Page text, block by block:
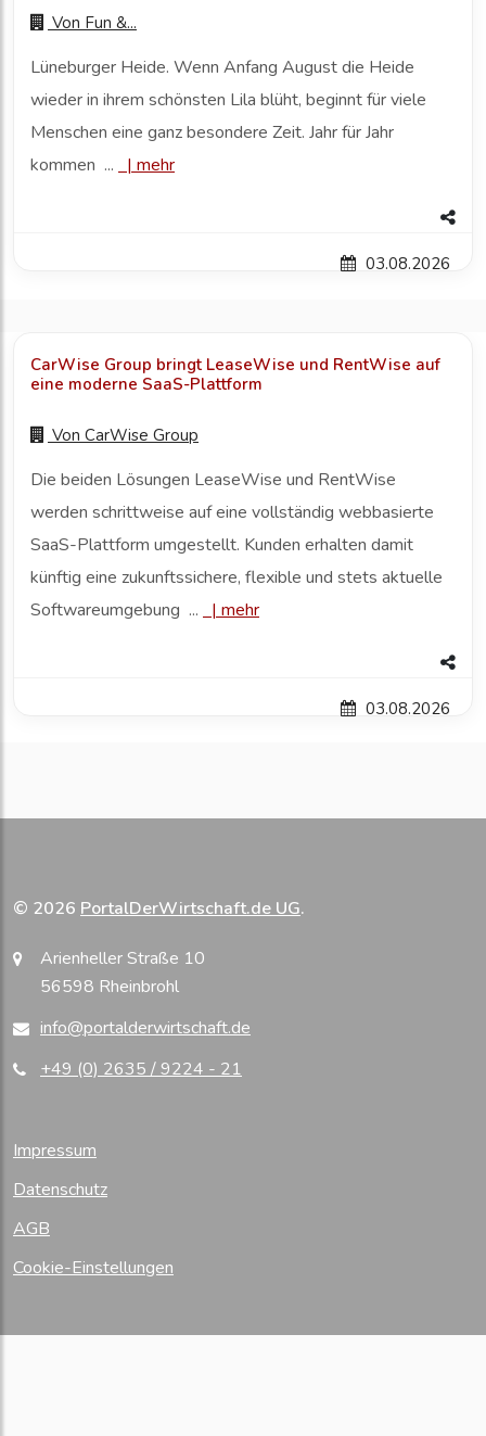
Von Fun &...
Lüneburger Heide. Wenn Anfang August die Heide
wieder in ihrem schönsten Lila blüht, beginnt für viele
Menschen eine ganz besondere Zeit. Jahr für Jahr
kommen ...
| mehr
03.08.2026
CarWise Group bringt LeaseWise und RentWise auf
eine moderne SaaS-Plattform
Von CarWise Group
Die beiden Lösungen LeaseWise und RentWise
werden schrittweise auf eine vollständig webbasierte
SaaS-Plattform umgestellt. Kunden erhalten damit
künftig eine zukunftssichere, flexible und stets aktuelle
Softwareumgebung ...
| mehr
03.08.2026
© 2026 PortalDerWirtschaft.de UG.
Arienheller Straße 10
56598 Rheinbrohl
info@portalderwirtschaft.de
+49 (0) 2635 / 9224 - 21
Impressum
Datenschutz
AGB
Cookie-Einstellungen